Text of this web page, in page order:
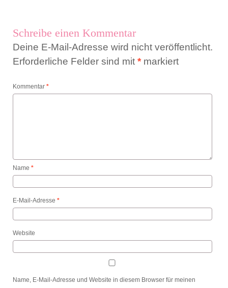
Schreibe einen Kommentar
Deine E-Mail-Adresse wird nicht veröffentlicht.
Erforderliche Felder sind mit *markiert
Kommentar *
Name *
E-Mail-Adresse *
Website
Name, E-Mail-Adresse und Website in diesem Browser für meinen